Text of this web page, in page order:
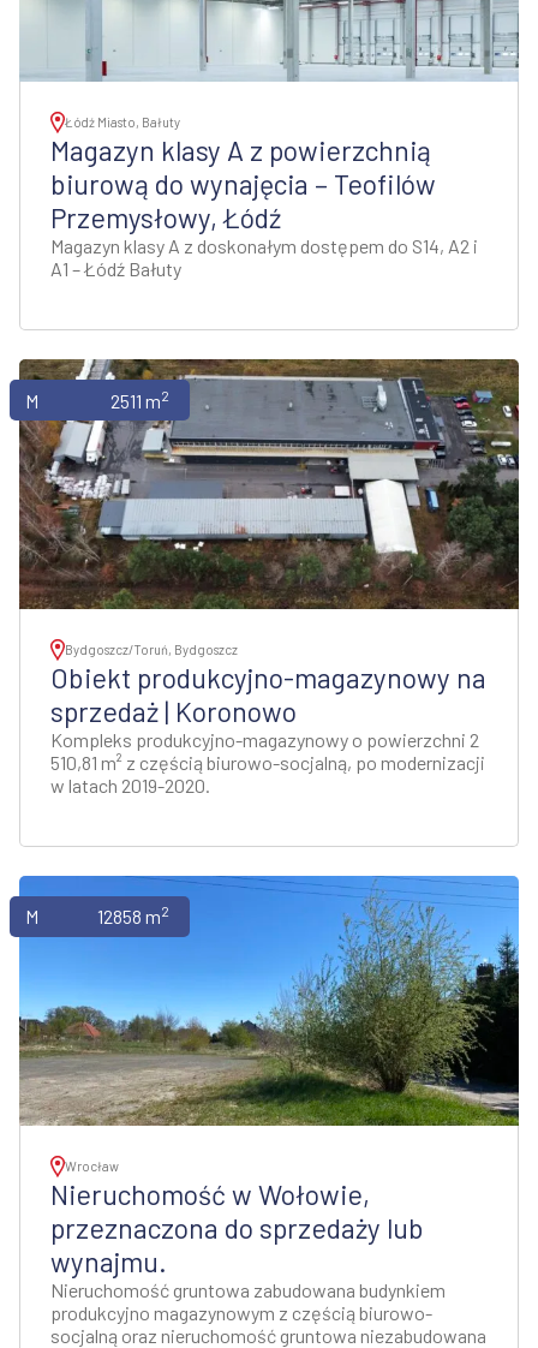
Łódź Miasto, Bałuty
Magazyn klasy A z powierzchnią
biurową do wynajęcia – Teofilów
Przemysłowy, Łódź
Magazyn klasy A z doskonałym dostępem do S14, A2 i
A1 – Łódź Bałuty
Magazyny 2511 m2
Bydgoszcz/Toruń, Bydgoszcz
Obiekt produkcyjno-magazynowy na
sprzedaż | Koronowo
Kompleks produkcyjno-magazynowy o powierzchni 2
510,81 m² z częścią biurowo-socjalną, po modernizacji
w latach 2019-2020.
Magazyny12858 m2
Wrocław
Nieruchomość w Wołowie,
przeznaczona do sprzedaży lub
wynajmu.
Nieruchomość gruntowa zabudowana budynkiem
produkcyjno magazynowym z częścią biurowo-
socjalną oraz nieruchomość gruntowa niezabudowana